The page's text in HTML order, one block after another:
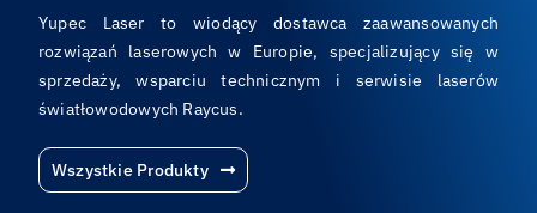
Yupec Laser to wiodący dostawca zaawansowanych
rozwiązań laserowych w Europie, specjalizujący się w
sprzedaży, wsparciu technicznym i serwisie laserów
światłowodowych Raycus.
Wszystkie Produkty